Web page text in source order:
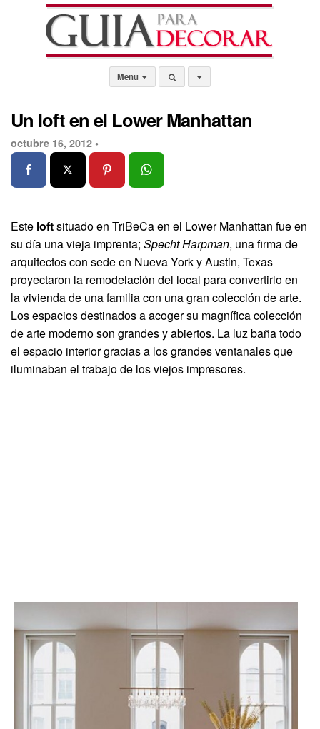
Menu
Un loft en el Lower Manhattan
octubre 16, 2012 •
Este loftsituado en TriBeCa en el Lower Manhattan fue en
su día una vieja imprenta; Specht Harpman, una firma de
arquitectos con sede en Nueva York y Austin, Texas
proyectaron la remodelación del local para convertirlo en
la vivienda de una familia con una gran colección de arte.
Los espacios destinados a acoger su magnífica colección
de arte moderno son grandes y abiertos. La luz baña todo
el espacio interior gracias a los grandes ventanales que
iluminaban el trabajo de los viejos impresores.